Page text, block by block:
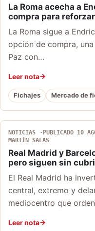
La Roma acecha a
compra para
La Roma sigue a
opción de compra,
Paz con…
Leer nota
Fichajes Mercado de
NOTICIAS PUBLICADO 10
MARTÍN SALAS
Real Madrid y
pero siguen sin
El Real Madrid ha
central, extremo y
mediocentro que
Leer nota